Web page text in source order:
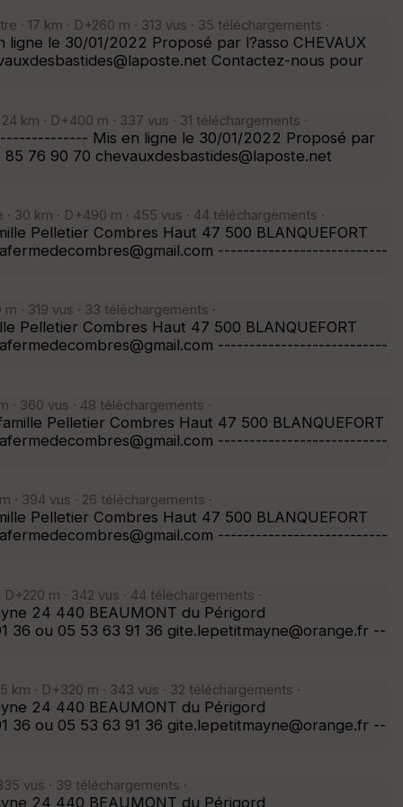
· 17 km · D+260 m · 313 vus · 35 téléchargements ·
le 30/01/2022 Proposé par l?asso CHEVAUX
Contactez-nous pour
km · D+400 m · 337 vus · 31 téléchargements ·
Mis en ligne le 30/01/2022 Proposé par
76 90 70 chevauxdesbastides@laposte.net
30 km · D+490 m · 455 vus · 44 téléchargements ·
Pelletier Combres Haut 47 500 BLANQUEFORT
---------------------------
· 319 vus · 33 téléchargements ·
Pelletier Combres Haut 47 500 BLANQUEFORT
---------------------------
· 360 vus · 48 téléchargements ·
Pelletier Combres Haut 47 500 BLANQUEFORT
---------------------------
· 394 vus · 26 téléchargements ·
Pelletier Combres Haut 47 500 BLANQUEFORT
---------------------------
m · 342 vus · 44 téléchargements ·
24 440 BEAUMONT du Périgord
ou 05 53 63 91 36 gite.lepetitmayne@orange.fr --
km · D+320 m · 343 vus · 32 téléchargements ·
24 440 BEAUMONT du Périgord
ou 05 53 63 91 36 gite.lepetitmayne@orange.fr --
vus · 39 téléchargements ·
24 440 BEAUMONT du Périgord